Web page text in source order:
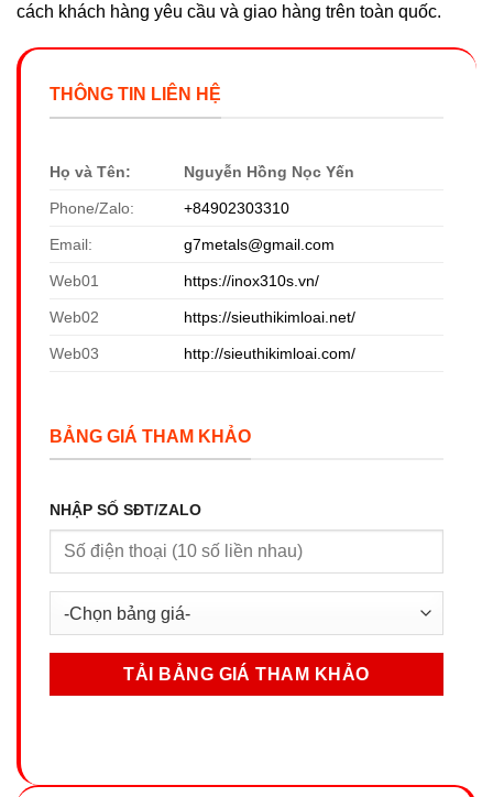
cách khách hàng yêu cầu và giao hàng trên toàn quốc.
THÔNG TIN LIÊN HỆ
Họ và Tên: Nguyễn Hồng Nọc Yến
Phone/Zalo: +84902303310
Email: g7metals@gmail.com
Web01 https://inox310s.vn/
Web02 https://sieuthikimloai.net/
Web03 http://sieuthikimloai.com/
BẢNG GIÁ THAM KHẢO
NHẬP SỐ SĐT/ZALO